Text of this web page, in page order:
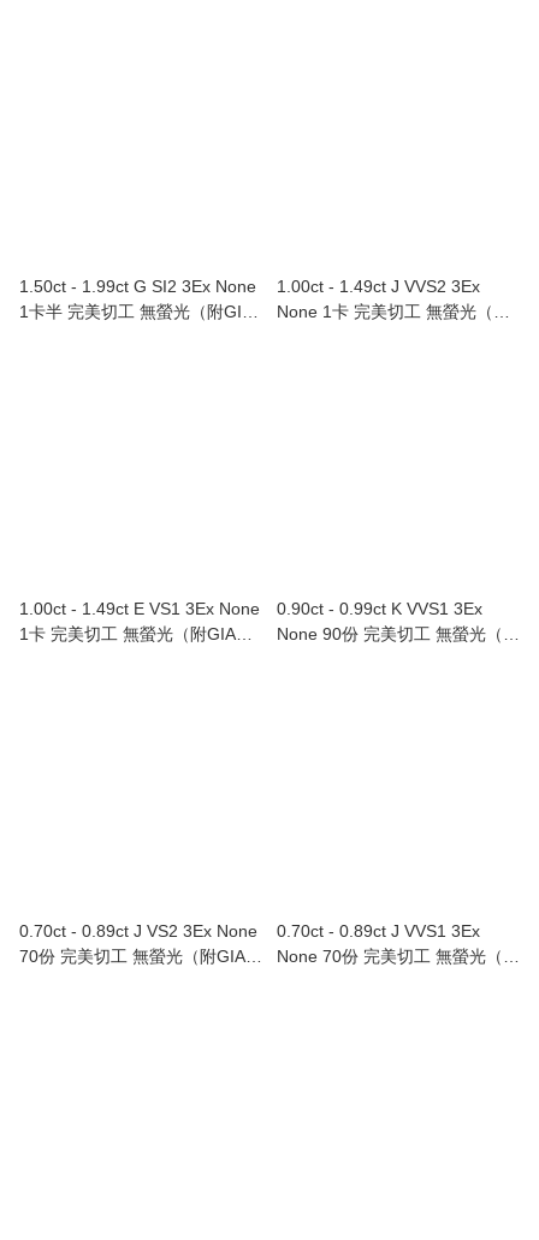
1.50ct - 1.99ct G SI2 3Ex None
1卡半 完美切工 無螢光（附GIA
1.00ct - 1.49ct J VVS2 3Ex
None 1卡 完美切工 無螢光（附
1.00ct - 1.49ct E VS1 3Ex None
1卡 完美切工 無螢光（附GIA證
0.90ct - 0.99ct K VVS1 3Ex
None 90份 完美切工 無螢光（附
0.70ct - 0.89ct J VS2 3Ex None
70份 完美切工 無螢光（附GIA證
0.70ct - 0.89ct J VVS1 3Ex
None 70份 完美切工 無螢光（附